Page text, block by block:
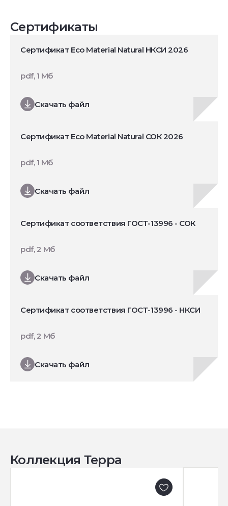
Сертификаты
Сертификат Eco Material Natural НКСИ 2026
Скачать файл
pdf, 1 Мб
Сертификат Eco Material Natural СОК 2026
Скачать файл
pdf, 1 Мб
Сертификат соответствия ГОСТ-13996 - СОК
Скачать файл
pdf, 2 Мб
Сертификат соответствия ГОСТ-13996 - НКСИ
Скачать файл
pdf, 2 Мб
Коллекция Терра